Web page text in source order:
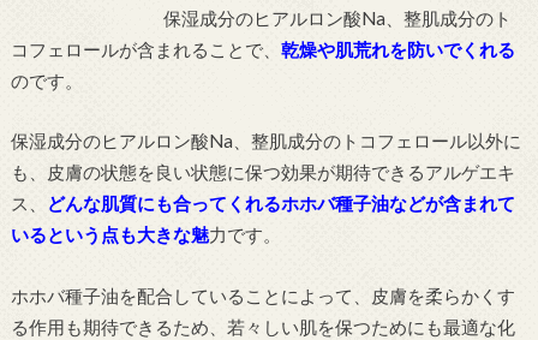
保湿成分のヒアルロン酸Na、整肌成分のト
コフェロールが含まれることで、 乾燥や肌荒れを防いでくれる
のです。
保湿成分のヒアルロン酸Na、整肌成分のトコフェロール以外に
も、皮膚の状態を良い状態に保つ効果が期待できるアルゲエキ
ス、
どんな肌質にも合ってくれるホホバ種子油などが含まれて
いるという点も大きな魅力です。
ホホバ種子油を配合していることによって、皮膚を柔らかくす
る作用も期待できるため、若々しい肌を保つためにも最適な化